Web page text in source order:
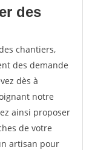
des
chantiers,
des demande
dès à
notre
ainsi proposer
de votre
artisan pour